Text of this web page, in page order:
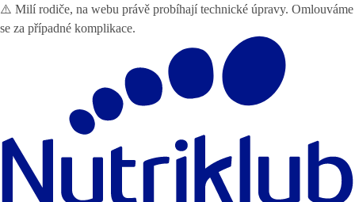
⚠️ Milí rodiče, na webu právě probíhají technické úpravy. Omlouváme
se za případné komplikace.